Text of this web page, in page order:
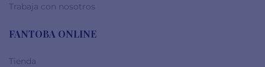
Trabaja con nosotros
FANTOBA ONLINE
Tienda